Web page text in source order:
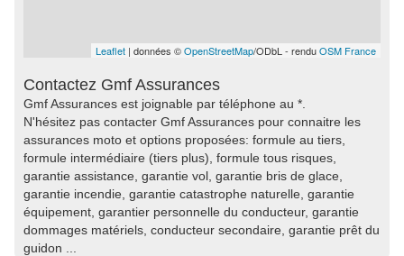
Leaflet | données ©OpenStreetMap/ODbL - renduOSM France
Contactez Gmf Assurances
Gmf Assurances est joignable par téléphone au *.
N'hésitez pas contacter Gmf Assurances pour connaitre les
assurances moto et options proposées: formule au tiers,
formule intermédiaire (tiers plus), formule tous risques,
garantie assistance, garantie vol, garantie bris de glace,
garantie incendie, garantie catastrophe naturelle, garantie
équipement, garantier personnelle du conducteur, garantie
dommages matériels, conducteur secondaire, garantie prêt du
guidon ...